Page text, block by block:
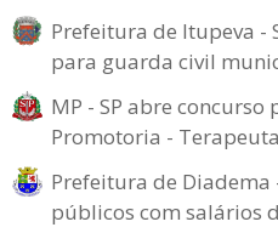
Prefeitura de Itupeva -
para guarda civil
MP - SP abre
Promotoria -
Prefeitura de Diadema
públicos com salários